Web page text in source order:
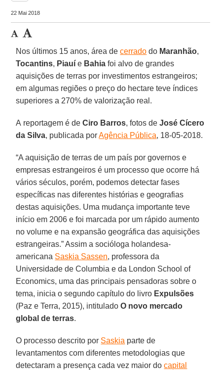
22 Mai 2018
Nos últimos 15 anos, área decerrado do Maranhão,
Tocantins, Piauí e Bahia foi alvo de grandes
aquisições de terras por investimentos estrangeiros;
em algumas regiões o preço do hectare teve índices
superiores a 270% de valorização real.
A reportagem é deCiro Barros, fotos deJosé Cícero
da Silva, publicada porAgência Pública, 18-05-2018.
“A aquisição de terras de um país por governos e
empresas estrangeiros é um processo que ocorre há
vários séculos, porém, podemos detectar fases
específicas nas diferentes histórias e geografias
destas aquisições. Uma mudança importante teve
início em 2006 e foi marcada por um rápido aumento
no volume e na expansão geográfica das aquisições
estrangeiras.” Assim a socióloga holandesa-
americana Saskia Sassen, professora da
Universidade de Columbia e da London School of
Economics, uma das principais pensadoras sobre o
tema, inicia o segundo capítulo do livro Expulsões
(Paz e Terra, 2015), intituladoO novo mercado
global de terras.
O processo descrito por Saskia parte de
levantamentos com diferentes metodologias que
detectaram a presença cada vez maior docapital